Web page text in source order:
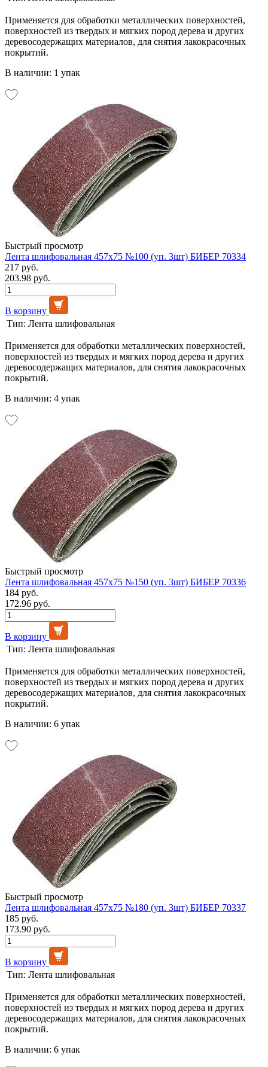
Применяется для обработки металлических поверхностей,
поверхностей из твердых и мягких пород дерева и других
деревосодержащих материалов, для снятия лакокрасочных
покрытий.
В наличии: 1 упак
Быстрый просмотр
Лента шлифовальная 457х75 №100 (уп. 3шт) БИБЕР 70334
217 руб.
203.98 руб.
В корзину
Тип: Лента шлифовальная
Применяется для обработки металлических поверхностей,
поверхностей из твердых и мягких пород дерева и других
деревосодержащих материалов, для снятия лакокрасочных
покрытий.
В наличии: 4 упак
Быстрый просмотр
Лента шлифовальная 457х75 №150 (уп. 3шт) БИБЕР 70336
184 руб.
172.96 руб.
В корзину
Тип: Лента шлифовальная
Применяется для обработки металлических поверхностей,
поверхностей из твердых и мягких пород дерева и других
деревосодержащих материалов, для снятия лакокрасочных
покрытий.
В наличии: 6 упак
Быстрый просмотр
Лента шлифовальная 457х75 №180 (уп. 3шт) БИБЕР 70337
185 руб.
173.90 руб.
В корзину
Тип: Лента шлифовальная
Применяется для обработки металлических поверхностей,
поверхностей из твердых и мягких пород дерева и других
деревосодержащих материалов, для снятия лакокрасочных
покрытий.
В наличии: 6 упак